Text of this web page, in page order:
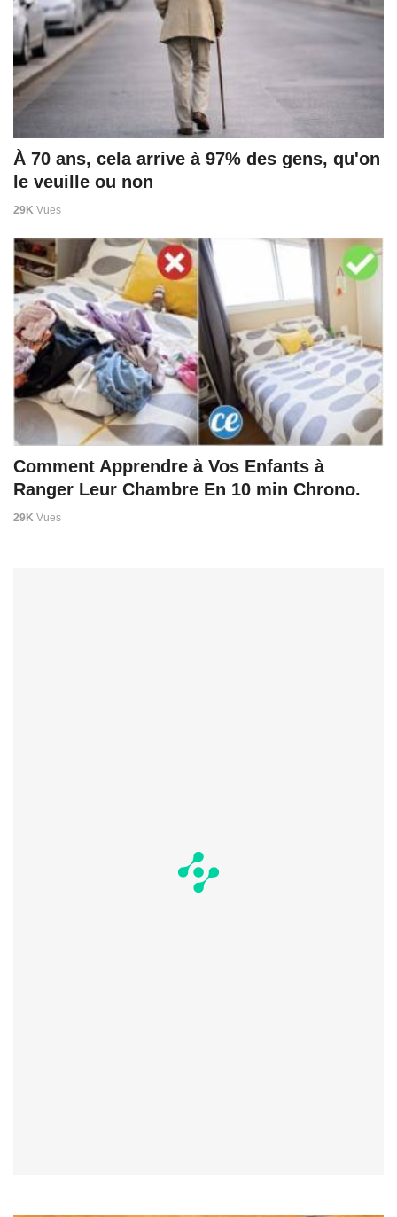
À 70 ans, cela arrive à 97% des gens, qu'on
le veuille ou non
29K Vues
Comment Apprendre à Vos Enfants à
Ranger Leur Chambre En 10 min Chrono.
29K Vues